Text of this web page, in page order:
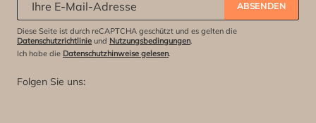
ABSENDEN
Diese Seite ist durch reCAPTCHA geschützt und es gelten die
Datenschutzrichtlinie und Nutzungsbedingungen.
Ich habe die Datenschutzhinweise gelesen.
Folgen Sie uns: